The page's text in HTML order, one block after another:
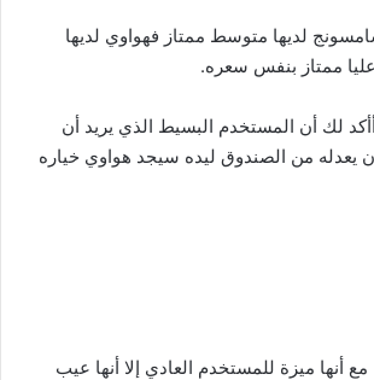
لديها متوسط ممتاز فهواوي لديها
ممتاز بنفس سعره.
لك أن المستخدم البسيط الذي يريد أن
يعدله من الصندوق ليده سيجد هواوي خياره
| مع أنها ميزة للمستخدم العادي إلا أنها عيب